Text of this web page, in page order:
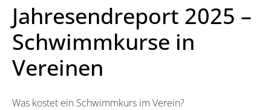
Jahresendreport 2025 –
Schwimmkurse in
Vereinen
Was kostet ein Schwimmkurs im Verein?